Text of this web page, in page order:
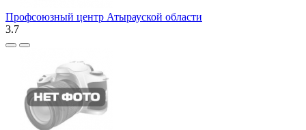
Профсоюзный центр Атырауской области
3.7